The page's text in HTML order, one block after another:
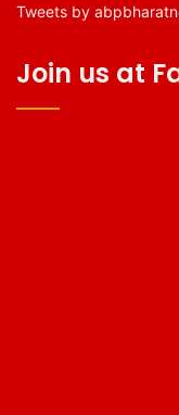
Tweets by
Join us at